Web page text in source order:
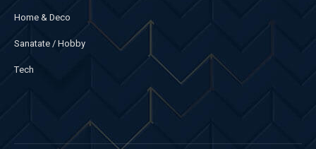
Home & Deco
Sanatate / Hobby
Tech